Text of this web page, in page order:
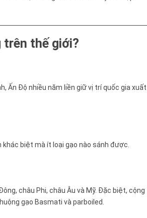
trên thế giới?
Ấn Độ nhiều năm liền giữ vị trí quốc gia xuất
biệt mà ít loại gạo nào sánh được.
châu Phi, châu Âu và Mỹ. Đặc biệt, cộng
gạo Basmati và parboiled.